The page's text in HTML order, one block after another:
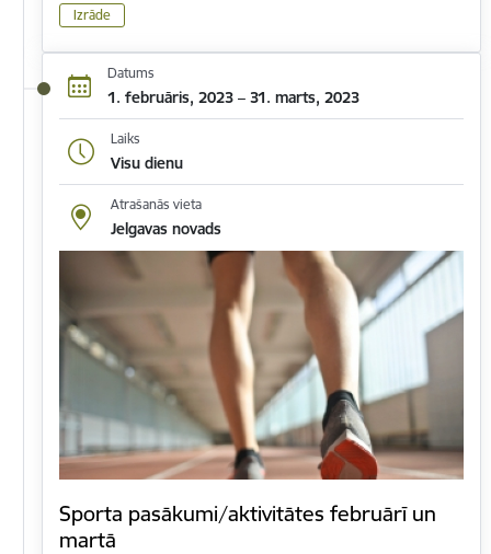
Izrāde
Datums
1. februāris, 2023 – 31. marts, 2023
Laiks
Visu dienu
Atrašanās vieta
Jelgavas novads
Sporta pasākumi/aktivitātes februārī un
martā